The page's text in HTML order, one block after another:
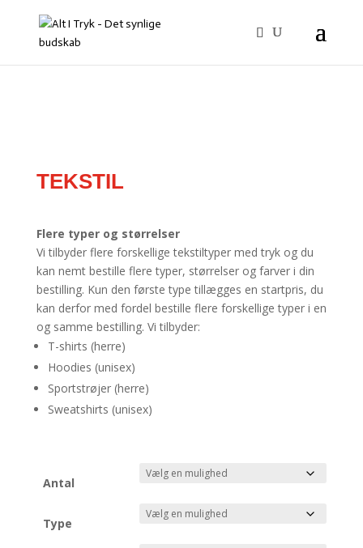
TEKSTIL
Flere typer og størrelser
Vi tilbyder flere forskellige tekstiltyper med tryk og du
kan nemt bestille flere typer, størrelser og farver i din
bestilling. Kun den første type tillægges en startpris, du
kan derfor med fordel bestille flere forskellige typer i en
og samme bestilling. Vi tilbyder:
T-shirts (herre)
Hoodies (unisex)
Sportstrøjer (herre)
Sweatshirts (unisex)
Antal
Type